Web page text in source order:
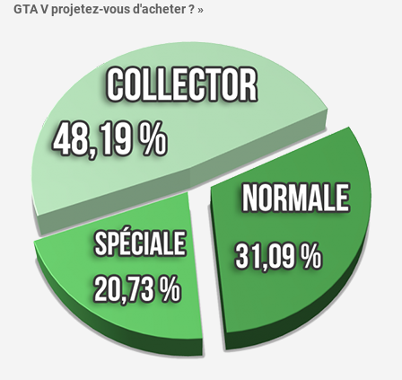
GTA V projetez-vous d'acheter ? »